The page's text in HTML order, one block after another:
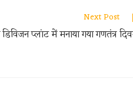
Next Post
प्लांट में मनाया गया गणतंत्र